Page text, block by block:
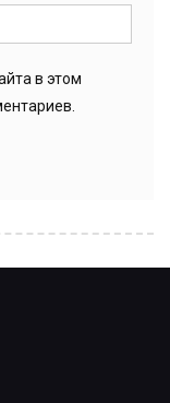
в этом